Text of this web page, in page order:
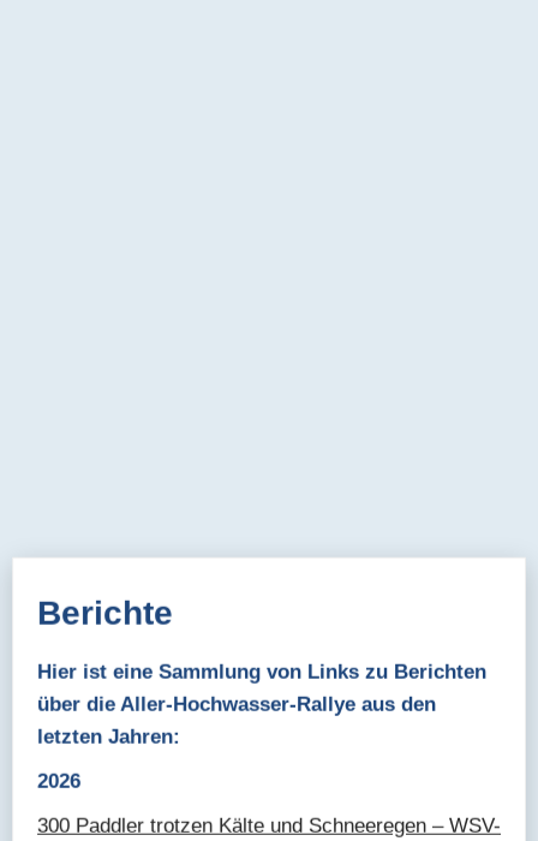
Berichte
Hier ist eine Sammlung von Links zu Berichten
über die Aller-Hochwasser-Rallye aus den
letzten Jahren:
2026
300 Paddler trotzen Kälte und Schneeregen – WSV-